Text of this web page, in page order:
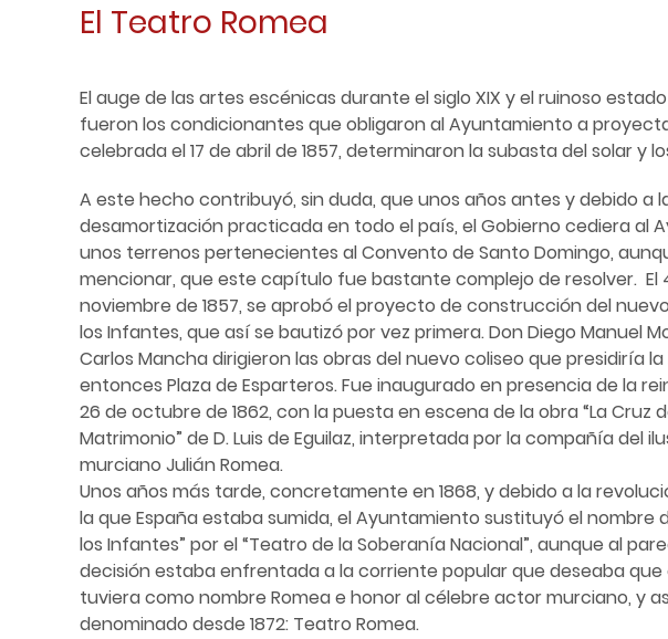
El Teatro Romea
El auge de las artes escénicas durante el siglo XIX y el ruinoso
fueron los condicionantes que obligaron al Ayuntamiento a
celebrada el 17 de abril de 1857, determinaron la subasta del solar
A este hecho contribuyó, sin duda, que unos años antes y debido a
desamortización practicada en todo el país, el Gobierno cediera al
unos terrenos pertenecientes al Convento de Santo Domingo,
mencionar, que este capítulo fue bastante complejo de resolver. El
noviembre de 1857, se aprobó el proyecto de construcción del
los Infantes, que así se bautizó por vez primera. Don Diego Manuel
Carlos Mancha dirigieron las obras del nuevo coliseo que presidiría
entonces Plaza de Esparteros. Fue inaugurado en presencia de la
26 de octubre de 1862, con la puesta en escena de la obra “La Cruz
Matrimonio” de D. Luis de Eguilaz, interpretada por la compañía del
murciano Julián Romea.
Unos años más tarde, concretamente en 1868, y debido a la
la que España estaba sumida, el Ayuntamiento sustituyó el nombre
los Infantes” por el “Teatro de la Soberanía Nacional”, aunque al
decisión estaba enfrentada a la corriente popular que deseaba
tuviera como nombre Romea e honor al célebre actor murciano, y
denominado desde 1872: Teatro Romea.